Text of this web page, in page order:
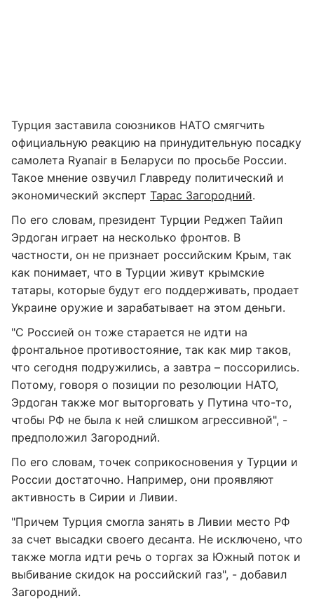
Турция заставила союзников НАТО смягчить
официальную реакцию на принудительную посадку
самолета Ryanair в Беларуси по просьбе России.
Такое мнение озвучил Главреду политический и
экономический эксперт Тарас Загородний.
По его словам, президент Турции Реджеп Тайип
Эрдоган играет на несколько фронтов. В
частности, он не признает российским Крым, так
как понимает, что в Турции живут крымские
татары, которые будут его поддерживать, продает
Украине оружие и зарабатывает на этом деньги.
"С Россией он тоже старается не идти на
фронтальное противостояние, так как мир таков,
что сегодня подружились, а завтра – поссорились.
Потому, говоря о позиции по резолюции НАТО,
Эрдоган также мог выторговать у Путина что-то,
чтобы РФ не была к ней слишком агрессивной", -
предположил Загородний.
По его словам, точек соприкосновения у Турции и
России достаточно. Например, они проявляют
активность в Сирии и Ливии.
"Причем Турция смогла занять в Ливии место РФ
за счет высадки своего десанта. Не исключено, что
также могла идти речь о торгах за Южный поток и
выбивание скидок на российский газ", - добавил
Загородний.